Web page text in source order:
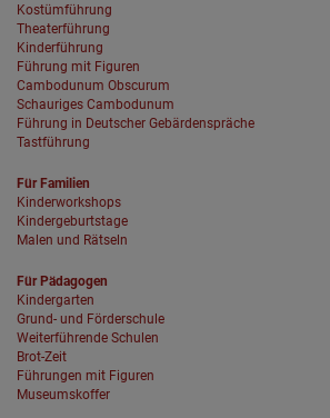
Kostümführung
Theaterführung
Kinderführung
Führung mit Figuren
Cambodunum Obscurum
Schauriges Cambodunum
Führung in Deutscher Gebärdenspräche
Tastführung
Für Familien
Kinderworkshops
Kindergeburtstage
Malen und Rätseln
Für Pädagogen
Kindergarten
Grund- und Förderschule
Weiterführende Schulen
Brot-Zeit
Führungen mit Figuren
Museumskoffer